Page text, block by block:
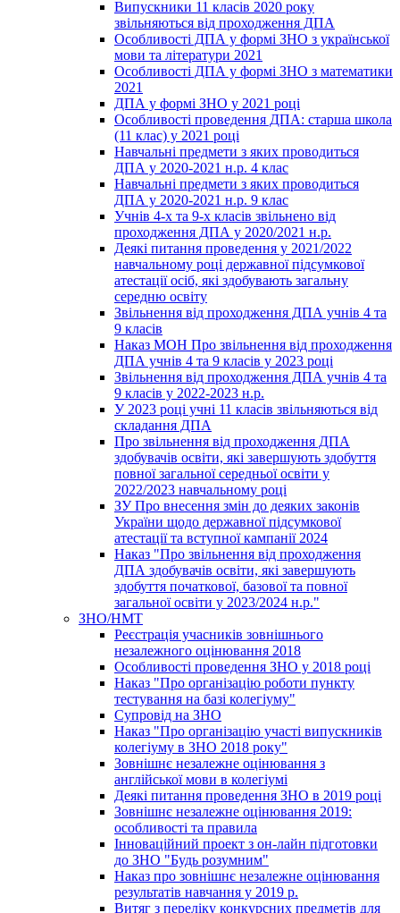
Випускники 11 класів 2020 року
звільняються від проходження ДПА
Особливості ДПА у формі ЗНО з української
мови та літератури 2021
Особливості ДПА у формі ЗНО з математики
2021
ДПА у формі ЗНО у 2021 році
Особливості проведення ДПА: старша школа
(11 клас) у 2021 році
Навчальні предмети з яких проводиться
ДПА у 2020-2021 н.р. 4 клас
Навчальні предмети з яких проводиться
ДПА у 2020-2021 н.р. 9 клас
Учнів 4-х та 9-х класів звільнено від
проходження ДПА у 2020/2021 н.р.
Деякі питання проведення у 2021/2022
навчальному році державної підсумкової
атестації осіб, які здобувають загальну
середню освіту
Звільнення від проходження ДПА учнів 4 та
9 класів
Наказ МОН Про звільнення від проходження
ДПА учнів 4 та 9 класів у 2023 році
Звільнення від проходження ДПА учнів 4 та
9 класів у 2022-2023 н.р.
У 2023 році учні 11 класів звільняються від
складання ДПА
Про звільнення від проходження ДПА
здобувачів освіти, які завершують здобуття
повної загальної середньої освіти у
2022/2023 навчальному році
ЗУ Про внесення змін до деяких законів
України щодо державної підсумкової
атестації та вступної кампанії 2024
Наказ "Про звільнення від проходження
ДПА здобувачів освіти, які завершують
здобуття початкової, базової та повної
загальної освіти у 2023/2024 н.р."
ЗНО/НМТ
Реєстрація учасників зовнішнього
незалежного оцінювання 2018
Особливості проведення ЗНО у 2018 році
Наказ "Про організацію роботи пункту
тестування на базі колегіуму"
Супровід на ЗНО
Наказ "Про організацію участі випускників
колегіуму в ЗНО 2018 року"
Зовнішнє незалежне оцінювання з
англійської мови в колегіумі
Деякі питання проведення ЗНО в 2019 році
Зовнішнє незалежне оцінювання 2019:
особливості та правила
Інноваційний проект з он-лайн підготовки
до ЗНО "Будь розумним"
Наказ про зовнішнє незалежне оцінювання
результатів навчання у 2019 р.
Витяг з переліку конкурсних предметів для